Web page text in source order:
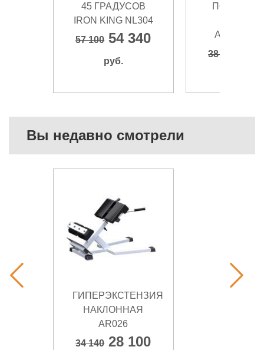
45 ГРАДУСОВ
IRON KING NL304
57 10054 340
руб.
ПОД
AEROFIT
38 390
Вы недавно смотрели
ГИПЕРЭКСТЕНЗИЯ
НАКЛОННАЯ
AR026
34 14028 100